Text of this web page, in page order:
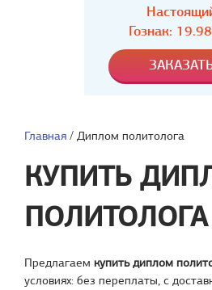
Гознак:
Главная / Диплом политолога
КУПИТЬ
ПОЛИТОЛОГА
Предлагаем купить диплом
условиях: без переплаты, с